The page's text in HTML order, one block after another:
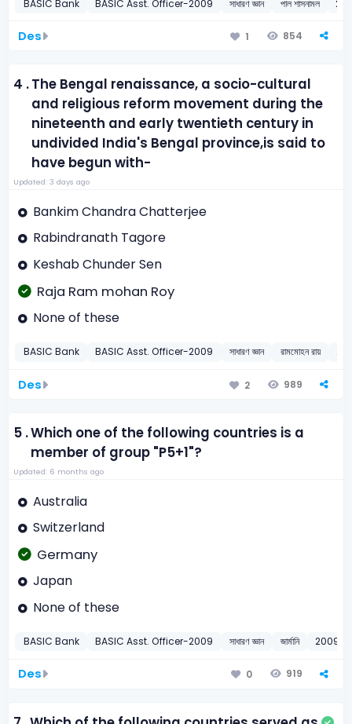
BASIC Bank BASIC Asst. Officer-2009 সাধারণ জ্ঞান পাল শাসনামল
Des 1 854
4 .The Bengal renaissance, a socio-cultural
and religious reform movement during the
nineteenth and early twentieth century in
undivided India's Bengal province,is said to
have begun with-
Updated: 3 days ago
Bankim Chandra Chatterjee
Rabindranath Tagore
Keshab Chunder Sen
Raja Ram mohan Roy
None of these
BASIC Bank BASIC Asst. Officer-2009 সাধারণ জ্ঞান রামমোহন রায়
Des 2 989
5 .Which one of the following countries is a
member of group "P5+1"?
Updated: 6 months ago
Australia
Switzerland
Germany
Japan
None of these
BASIC Bank BASIC Asst. Officer-2009 সাধারণ জ্ঞান জার্মানি 2009
Des 0 919